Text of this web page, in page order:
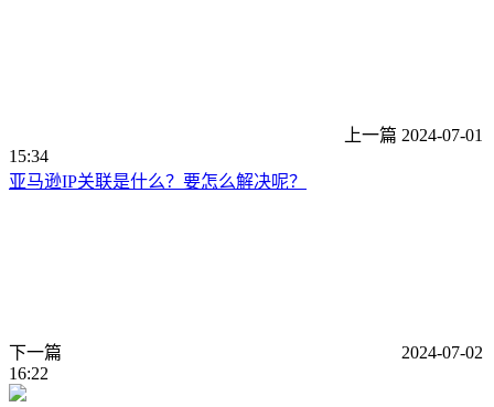
上一篇 2024-07-01
15:34
亚马逊IP关联是什么？要怎么解决呢？
下一篇
2024-07-02
16:22